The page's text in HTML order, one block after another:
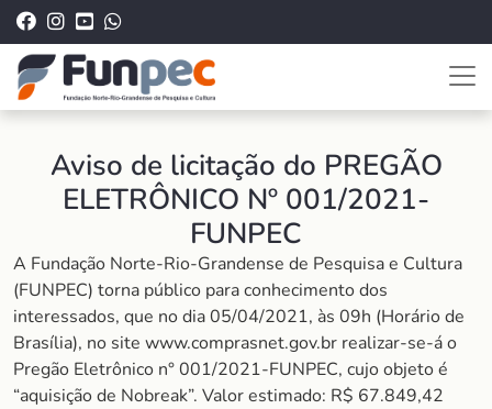
Aviso de licitação do PREGÃO
ELETRÔNICO Nº 001/2021-
FUNPEC
A Fundação Norte-Rio-Grandense de Pesquisa e Cultura
(FUNPEC) torna público para conhecimento dos
interessados, que no dia 05/04/2021, às 09h (Horário de
Brasília), no site www.comprasnet.gov.br realizar-se-á o
Pregão Eletrônico n° 001/2021-FUNPEC, cujo objeto é
“aquisição de Nobreak”. Valor estimado: R$ 67.849,42